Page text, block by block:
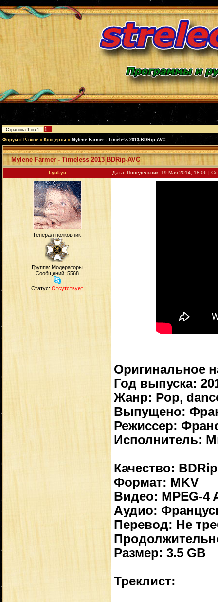
Страница 1 из 1 1
Форум » Разное » Концерты » Mylene Farmer - Timeless 2013 BDRip-AVC
Mylene Farmer - Timeless 2013 BDRip-AVC
LyuLyu Дата: Понедельник, 19 Мая 2014, 18:06 |
Генерал-полковник
Группа: Модераторы
Сообщений: 5568
Статус: Отсутствует
Оригинальное
Год выпуска:
Жанр: Pop,
Выпущено:
Режиссер:
Исполнитель:
Качество:
Формат: MKV
Видео: MPEG-4
Аудио:
Перевод: Не
Размер: 3.5 GB
Треклист: